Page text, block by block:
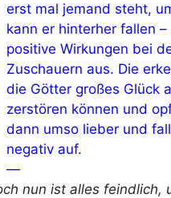
erst mal jemand steht,
kann er hinterher fallen
positive Wirkungen bei
Zuschauern aus. Die
die Götter großes Glück
zerstören können und
dann umso lieber und
negativ auf.
—
nun ist alles feindlich,